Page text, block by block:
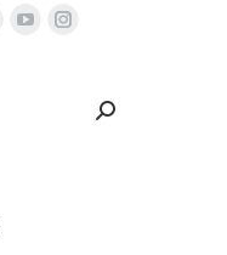
LinkedinYouTube
Search:
Buscar